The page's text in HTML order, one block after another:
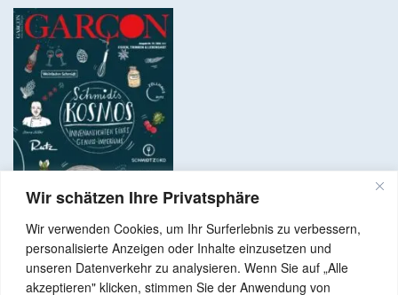
Wir schätzen Ihre Privatsphäre
Wir verwenden Cookies, um Ihr Surferlebnis zu verbessern,
personalisierte Anzeigen oder Inhalte einzusetzen und
unseren Datenverkehr zu analysieren. Wenn Sie auf „Alle
akzeptieren" klicken, stimmen Sie der Anwendung von